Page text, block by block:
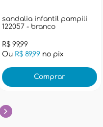
sandalia infantil pampili
122057 - branco
R$ 99,99
Ou R$ 89,99no pix
Comprar